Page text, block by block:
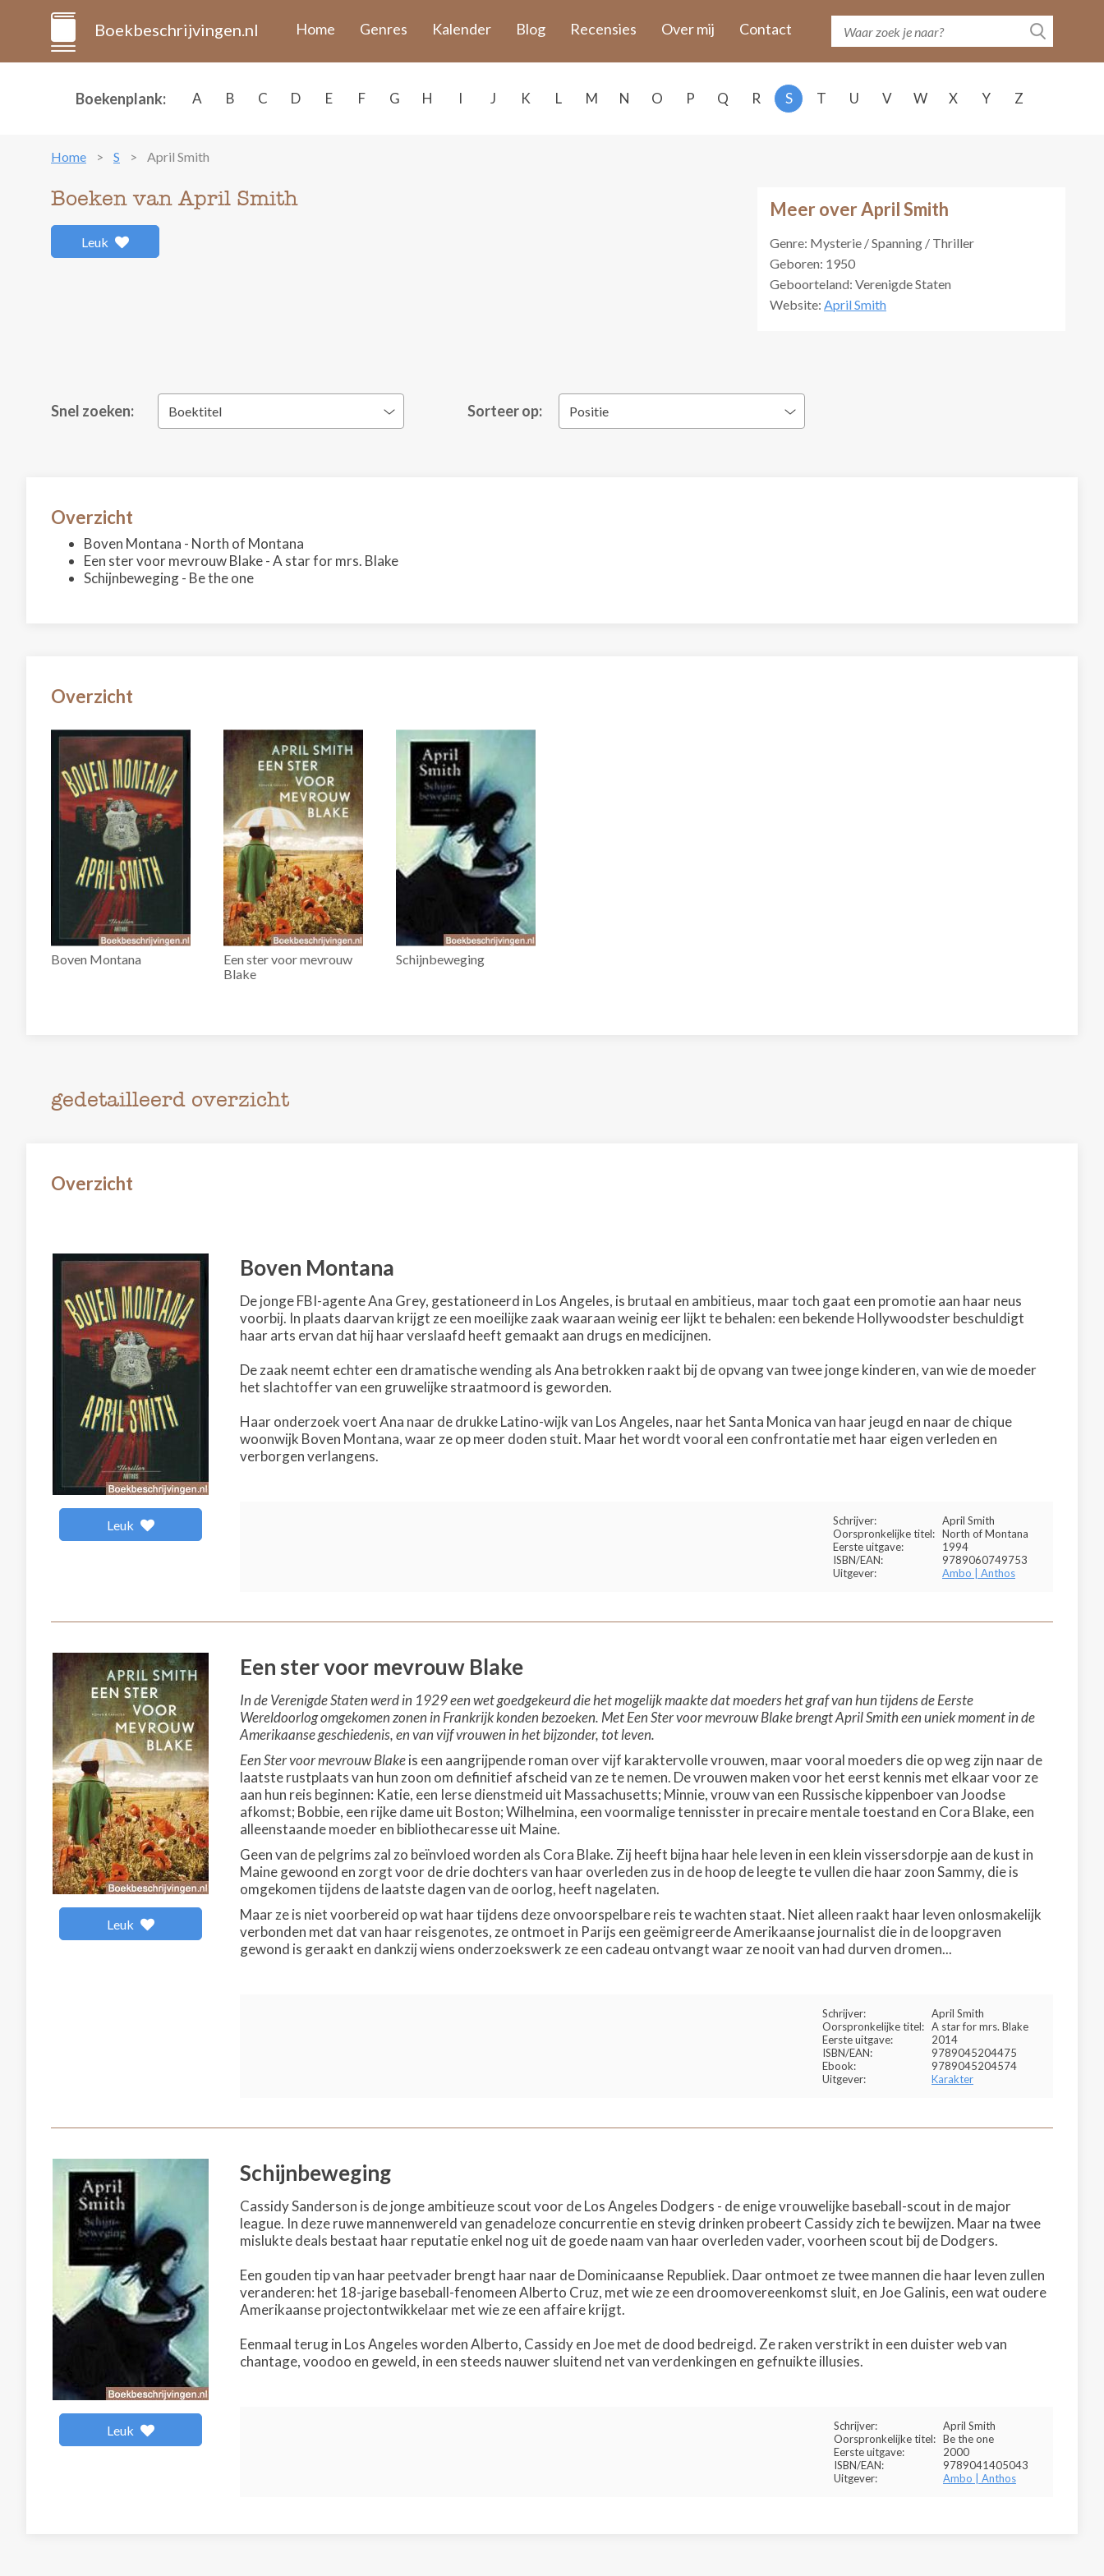
Boekbeschrijvingen.nl Home Genres Kalender Blog Recensies Over mij Contact
Boekenplank: A B C D E F G H I J K L M N O P Q R S T U V W X Y Z
Home S April Smith
Meer over April Smith
Genre: Mysterie / Spanning / Thriller
Geboren: 1950
Geboorteland: Verenigde Staten
Website: April Smith
Boeken van April Smith
Leuk
Snel zoeken: Boektitel Sorteer op: Positie
Overzicht
Boven Montana - North of Montana
Een ster voor mevrouw Blake - A star for mrs. Blake
Schijnbeweging - Be the one
Overzicht
Boven Montana
Een ster voor mevrouw
Blake
Schijnbeweging
gedetailleerd overzicht
Overzicht
Leuk
Boven Montana
De jonge FBI-agente Ana Grey, gestationeerd in Los Angeles, is brutaal en ambitieus, maar toch gaat een promotie aan haar neus
voorbij. In plaats daarvan krijgt ze een moeilijke zaak waaraan weinig eer lijkt te behalen: een bekende Hollywoodster beschuldigt
haar arts ervan dat hij haar verslaafd heeft gemaakt aan drugs en medicijnen.
De zaak neemt echter een dramatische wending als Ana betrokken raakt bij de opvang van twee jonge kinderen, van wie de moeder
het slachtoffer van een gruwelijke straatmoord is geworden.
Haar onderzoek voert Ana naar de drukke Latino-wijk van Los Angeles, naar het Santa Monica van haar jeugd en naar de chique
woonwijk Boven Montana, waar ze op meer doden stuit. Maar het wordt vooral een confrontatie met haar eigen verleden en
verborgen verlangens.
Schrijver:
April Smith
Oorspronkelijke titel: North of Montana
Eerste uitgave:
1994
ISBN/EAN:
9789060749753
Uitgever:
Ambo | Anthos
Leuk
Een ster voor mevrouw Blake
In de Verenigde Staten werd in 1929 een wet goedgekeurd die het mogelijk maakte dat moeders het graf van hun tijdens de Eerste
Wereldoorlog omgekomen zonen in Frankrijk konden bezoeken. Met Een Ster voor mevrouw Blake brengt April Smith een uniek moment in de
Amerikaanse geschiedenis, en van vijf vrouwen in het bijzonder, tot leven.
Een Ster voor mevrouw Blakeis een aangrijpende roman over vijf karaktervolle vrouwen, maar vooral moeders die op weg zijn naar de
laatste rustplaats van hun zoon om definitief afscheid van ze te nemen. De vrouwen maken voor het eerst kennis met elkaar voor ze
aan hun reis beginnen: Katie, een Ierse dienstmeid uit Massachusetts; Minnie, vrouw van een Russische kippenboer van Joodse
afkomst; Bobbie, een rijke dame uit Boston; Wilhelmina, een voormalige tennisster in precaire mentale toestand en Cora Blake, een
alleenstaande moeder en bibliothecaresse uit Maine.
Geen van de pelgrims zal zo beïnvloed worden als Cora Blake. Zij heeft bijna haar hele leven in een klein vissersdorpje aan de kust in
Maine gewoond en zorgt voor de drie dochters van haar overleden zus in de hoop de leegte te vullen die haar zoon Sammy, die is
omgekomen tijdens de laatste dagen van de oorlog, heeft nagelaten.
Maar ze is niet voorbereid op wat haar tijdens deze onvoorspelbare reis te wachten staat. Niet alleen raakt haar leven onlosmakelijk
verbonden met dat van haar reisgenotes, ze ontmoet in Parijs een geëmigreerde Amerikaanse journalist die in de loopgraven
gewond is geraakt en dankzij wiens onderzoekswerk ze een cadeau ontvangt waar ze nooit van had durven dromen...
Schrijver:
April Smith
Oorspronkelijke titel: A star for mrs. Blake
Eerste uitgave:
2014
ISBN/EAN:
9789045204475
Ebook:
9789045204574
Uitgever:
Karakter
Leuk
Schijnbeweging
Cassidy Sanderson is de jonge ambitieuze scout voor de Los Angeles Dodgers - de enige vrouwelijke baseball-scout in de major
league. In deze ruwe mannenwereld van genadeloze concurrentie en stevig drinken probeert Cassidy zich te bewijzen. Maar na twee
mislukte deals bestaat haar reputatie enkel nog uit de goede naam van haar overleden vader, voorheen scout bij de Dodgers.
Een gouden tip van haar peetvader brengt haar naar de Dominicaanse Republiek. Daar ontmoet ze twee mannen die haar leven zullen
veranderen: het 18-jarige baseball-fenomeen Alberto Cruz, met wie ze een droomovereenkomst sluit, en Joe Galinis, een wat oudere
Amerikaanse projectontwikkelaar met wie ze een affaire krijgt.
Eenmaal terug in Los Angeles worden Alberto, Cassidy en Joe met de dood bedreigd. Ze raken verstrikt in een duister web van
chantage, voodoo en geweld, in een steeds nauwer sluitend net van verdenkingen en gefnuikte illusies.
Schrijver:
April Smith
Oorspronkelijke titel: Be the one
Eerste uitgave:
2000
ISBN/EAN:
9789041405043
Uitgever:
Ambo | Anthos